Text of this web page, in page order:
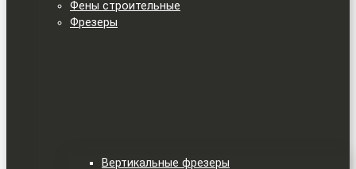
Фены строительные
Фрезеры
Вертикальные фрезеры